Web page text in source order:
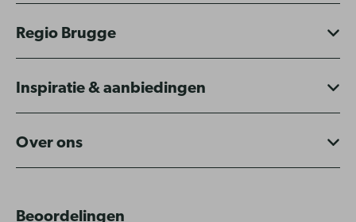
Regio Brugge
Inspiratie & aanbiedingen
Over ons
Beoordelingen